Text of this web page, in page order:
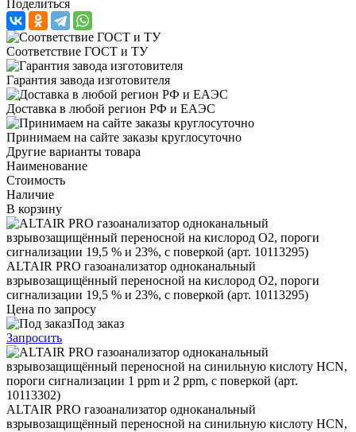
Поделиться
Соответствие ГОСТ и ТУ
Гарантия завода изготовителя
Доставка в любой регион РФ и ЕАЭС
Принимаем на сайте заказы круглосуточно
Другие варианты товара
Наименование
Стоимость
Наличие
В корзину
ALTAIR PRO газоанализатор одноканальный
взрывозащищённый переносной на кислород O2, пороги
сигнализации 19,5 % и 23%, с поверкой (арт. 10113295)
Цена по запросу
Под заказ
Запросить
ALTAIR PRO газоанализатор одноканальный
взрывозащищённый переносной на синильную кислоту HCN,